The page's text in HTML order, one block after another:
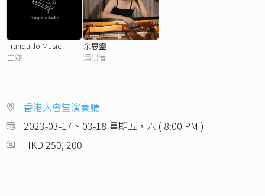
Tranquillo Music
主辦
余思靈
演出者
香港大會堂演奏廳
2023-03-17 ~ 03-18 星期五，六 ( 8:00 PM )
HKD 250, 200